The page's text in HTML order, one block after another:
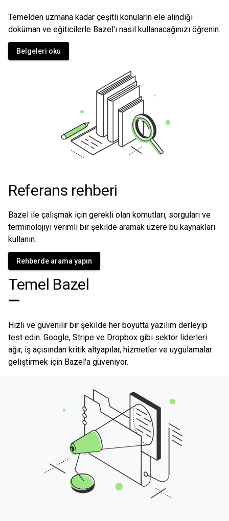
Temelden uzmana kadar çeşitli konuların ele alındığı
doküman ve eğiticilerle Bazel'ı nasıl kullanacağınızı öğrenin.
Belgeleri oku
Referans rehberi
Bazel ile çalışmak için gerekli olan komutları, sorguları ve
terminolojiyi verimli bir şekilde aramak üzere bu kaynakları
kullanın.
Rehberde arama yapın
Temel Bazel
—
Hızlı ve güvenilir bir şekilde her boyutta yazılım derleyip
test edin. Google, Stripe ve Dropbox gibi sektör liderleri
ağır, iş açısından kritik altyapılar, hizmetler ve uygulamalar
geliştirmek için Bazel'a güveniyor.